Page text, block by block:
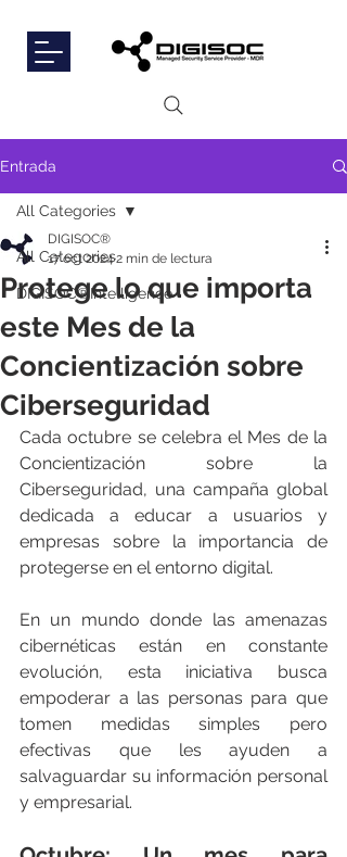
Entrada
All Categories
DIGISOC®Intelligence
All Categories
Protege lo que importa
este Mes de la
Concientización sobre
Ciberseguridad
DIGISOC®
17 oct 20242 min de lectura
Cada octubre se celebra el Mes de la
Concientización sobre la
Ciberseguridad, una campaña global
dedicada a educar a usuarios y
empresas sobre la importancia de
protegerse en el entorno digital.
En un mundo donde las amenazas
cibernéticas están en constante
evolución, esta iniciativa busca
empoderar a las personas para que
tomen medidas simples pero
efectivas que les ayuden a
salvaguardar su información personal
y empresarial.